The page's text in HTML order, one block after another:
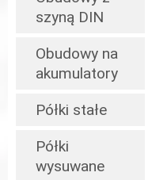
szyną DIN
Obudowy na
akumulatory
Półki stałe
Półki
wysuwane